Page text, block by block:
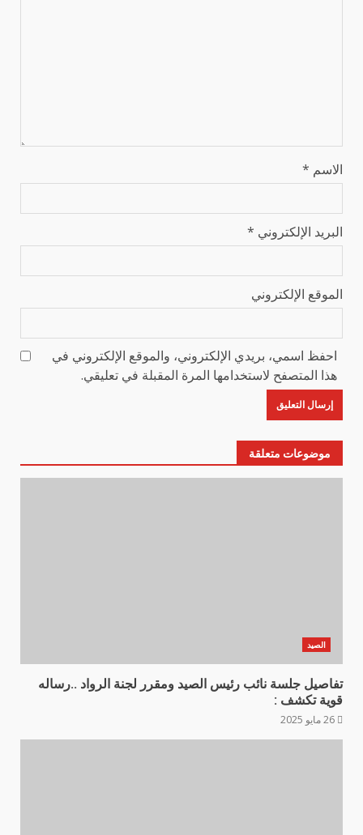
الاسم *
البريد الإلكتروني *
الموقع الإلكتروني
احفظ اسمي، بريدي الإلكتروني، والموقع الإلكتروني في
هذا المتصفح لاستخدامها المرة المقبلة في تعليقي.
موضوعات متعلقة
الصيد
تفاصيل جلسة نائب رئيس الصيد ومقرر لجنة الرواد ..رساله
قوية تكشف :